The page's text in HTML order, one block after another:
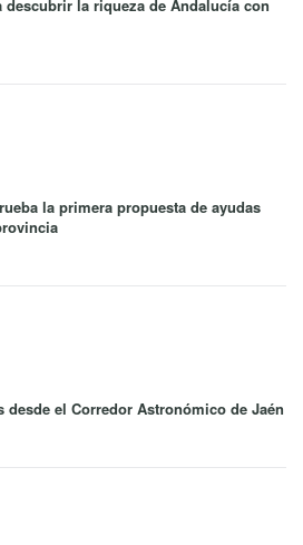
descubrir la riqueza de Andalucía con
la primera propuesta de ayudas
el Corredor Astronómico de Jaén